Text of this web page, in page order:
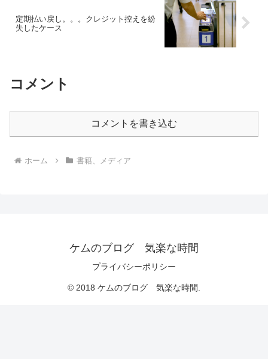
定期払い戻し。。。クレジット控えを紛
失したケース
コメント
コメントを書き込む
ホーム 書籍、メディア
ケムのブログ 気楽な時間
プライバシーポリシー
© 2018 ケムのブログ 気楽な時間.